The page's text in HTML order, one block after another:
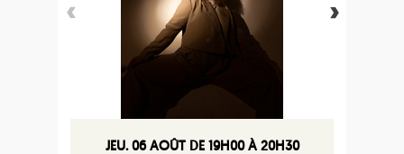
JEU. 06 AOÛT DE 19H00 À 20H30